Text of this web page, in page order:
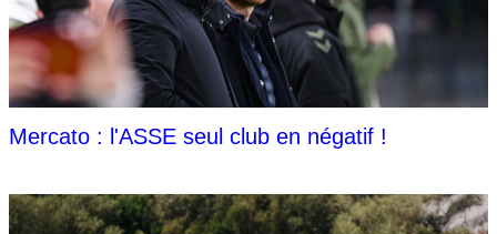
Mercato : l'ASSE seul club en négatif !